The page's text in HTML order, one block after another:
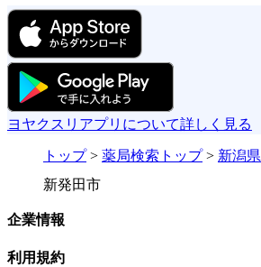
ヨヤクスリアプリについて詳しく見る
トップ> 薬局検索トップ> 新潟県
新発田市
企業情報
利用規約